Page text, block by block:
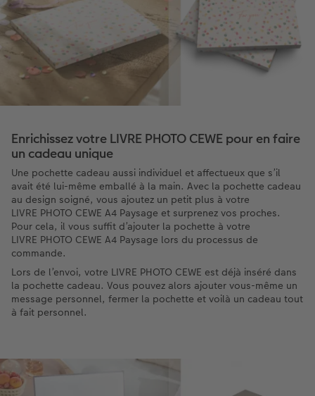
Enrichissez votre LIVRE PHOTO CEWE pour en faire
un cadeau unique
Une pochette cadeau aussi individuel et affectueux que s’il
avait été lui-même emballé à la main. Avec la pochette cadeau
au design soigné, vous ajoutez un petit plus à votre
LIVRE PHOTO CEWE A4 Paysage et surprenez vos proches.
Pour cela, il vous suffit d’ajouter la pochette à votre
LIVRE PHOTO CEWE A4 Paysage lors du processus de
commande.
Lors de l’envoi, votre LIVRE PHOTO CEWE est déjà inséré dans
la pochette cadeau. Vous pouvez alors ajouter vous-même un
message personnel, fermer la pochette et voilà un cadeau tout
à fait personnel.